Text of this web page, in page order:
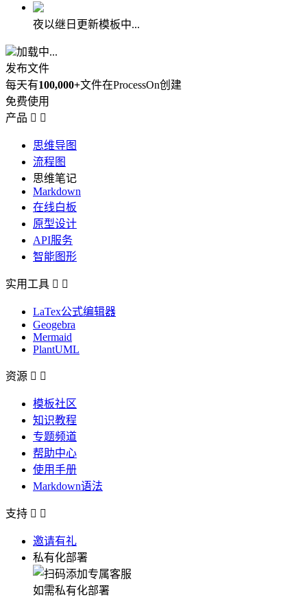
夜以继日更新模板中...
加载中...
发布文件
每天有100,000+文件在ProcessOn创建
免费使用
产品  
思维导图
流程图
思维笔记
Markdown
在线白板
原型设计
API服务
智能图形
实用工具  
LaTex公式编辑器
Geogebra
Mermaid
PlantUML
资源  
模板社区
知识教程
专题频道
帮助中心
使用手册
Markdown语法
支持  
邀请有礼
私有化部署
如需私有化部署